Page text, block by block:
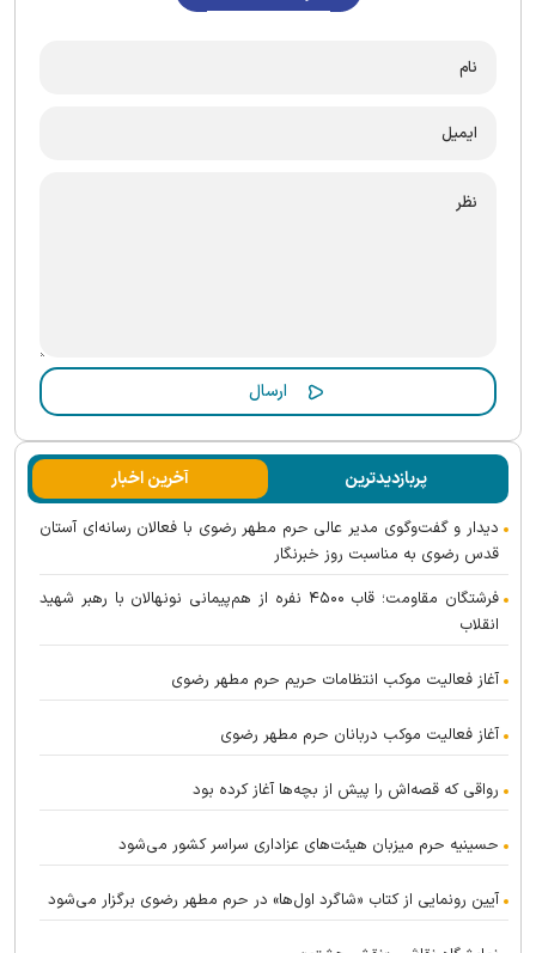
پربازدیدترین آخرین اخبار
دیدار و گفت‌وگوی مدیر عالی حرم مطهر رضوی با فعالان رسانه‌ای آستان
قدس رضوی به مناسبت روز خبرنگار
فرشتگان مقاومت؛ قاب ۴۵۰۰ نفره از هم‌پیمانی نونهالان با رهبر شهید
انقلاب
آغاز فعالیت موکب انتظامات حریم حرم مطهر رضوی
آغاز فعالیت موکب دربانان حرم مطهر رضوی
رواقی که قصه‌اش را پیش از بچه‌ها آغاز کرده بود
حسینیه حرم میزبان هیئت‌های عزاداری سراسر کشور می‌شود
آیین رونمایی از کتاب «شاگرد اول‌ها» در حرم مطهر رضوی برگزار می‌شود